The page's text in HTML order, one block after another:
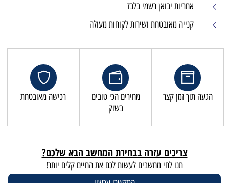
אחריות יבואן רשמי בלבד
קנייה מאובטחת ושירות לקוחות מעולה
הגעה תוך זמן קצר
מחירים הכי טובים
בשוק
רכישה מאובטחת
צריכים עזרה בבחירת המחשב הבא שלכם?
תנו לחי מחשבים לעשות לכם את החיים קלים יותר!